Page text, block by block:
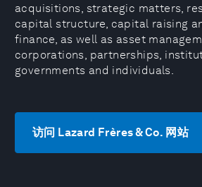
acquisitions, strategic matters,
capital structure, capital raising
finance, as well as asset
corporations, partnerships,
governments and individuals.
访问 Lazard Frères & Co. 网站